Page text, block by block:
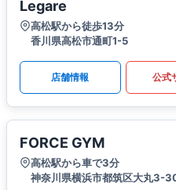
Legare
高松駅から徒歩13分
香川県高松市通町1-5
店舗情報 公式
FORCE GYM
高松駅から車で3分
神奈川県横浜市都筑区大丸3-